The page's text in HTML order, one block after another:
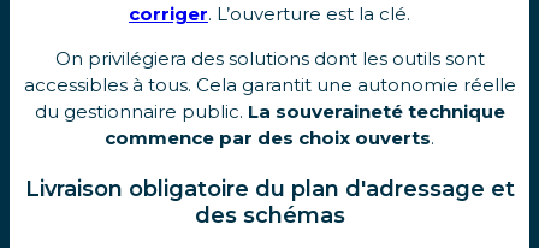
corriger. L’ouverture est la clé.
On privilégiera des solutions dont les outils sont
accessibles à tous. Cela garantit une autonomie réelle
du gestionnaire public. La souveraineté technique
commence par des choix ouverts.
Livraison obligatoire du plan d'adressage et
des schémas